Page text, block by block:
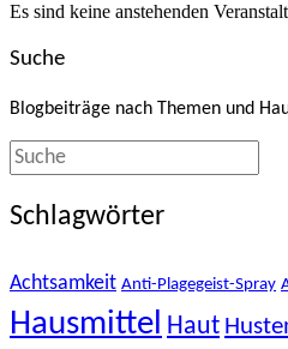
Es sind keine anstehenden
Suche
Blogbeiträge nach Themen und
Schlagwörter
Achtsamkeit Anti-Plagegeist-Spray
Hausmittel Haut